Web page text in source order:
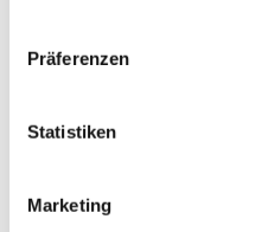
Präferenzen
Statistiken
Marketing